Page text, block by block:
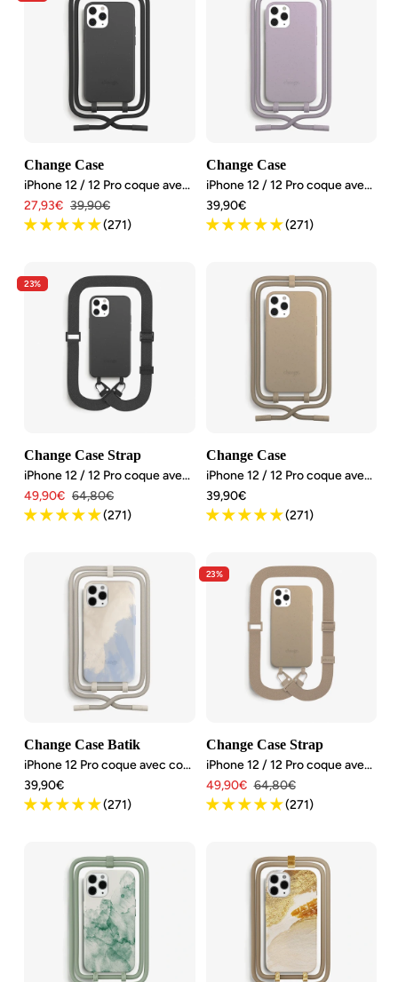
Change Case
iPhone 12 / 12 Pro coque avec cordon détachable
Angebotspreis
27,93€ Regulärer
Preis
39,90€
(271)
Change Case
iPhone 12 / 12 Pro coque avec cordon détachable
Angebotspreis
39,90€
(271)
23%
Change Case Strap
iPhone 12 / 12 Pro coque avec bande
Angebotspreis
49,90€ Regulärer
Preis
64,80€
(271)
Change Case
iPhone 12 / 12 Pro coque avec cordon détachable
Angebotspreis
39,90€
(271)
Change Case Batik
iPhone 12 Pro coque avec cordon détachable
Angebotspreis
39,90€
(271)
23%
Change Case Strap
iPhone 12 / 12 Pro coque avec bande
Angebotspreis
49,90€ Regulärer
Preis
64,80€
(271)